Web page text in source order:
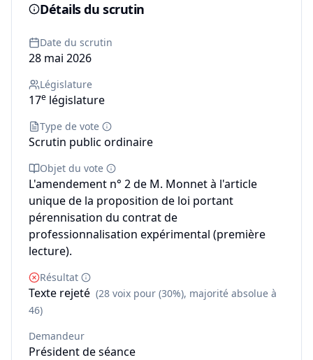
Détails du scrutin
Date du scrutin
28 mai 2026
Législature
17e législature
Type de vote
Scrutin public ordinaire
Objet du vote
L'amendement n° 2 de M. Monnet à l'article
unique de la proposition de loi portant
pérennisation du contrat de
professionnalisation expérimental (première
lecture).
Résultat
Texte rejeté (28 voix pour (30%), majorité absolue à
46)
Demandeur
Président de séance